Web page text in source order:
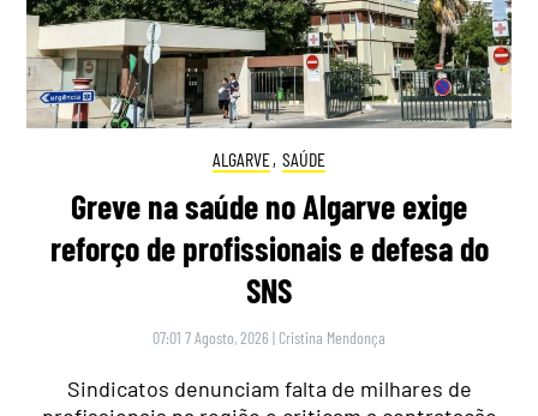
ALGARVE, SAÚDE
Greve na saúde no Algarve exige
reforço de profissionais e defesa do
SNS
07:01 7 Agosto, 2026 | Cristina Mendonça
Sindicatos denunciam falta de milhares de